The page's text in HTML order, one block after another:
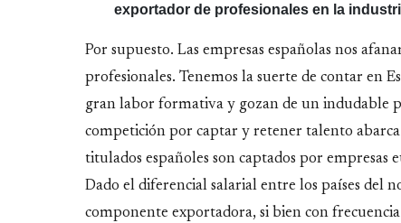
exportador de profesionales en la
Por supuesto. Las empresas españolas nos
profesionales. Tenemos la suerte de contar en
gran labor formativa y gozan de un indudable
competición por captar y retener talento
titulados españoles son captados por
Dado el diferencial salarial entre los países del
componente exportadora, si bien con